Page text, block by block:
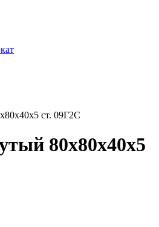
ст. 09Г2С
80х80х40х5